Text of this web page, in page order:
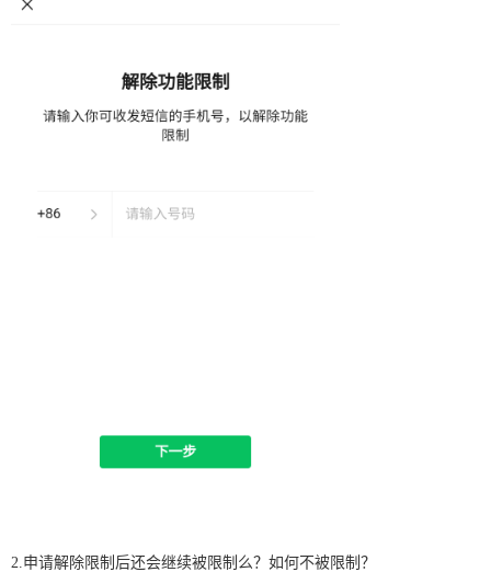
2.申请解除限制后还会继续被限制么？如何不被限制？